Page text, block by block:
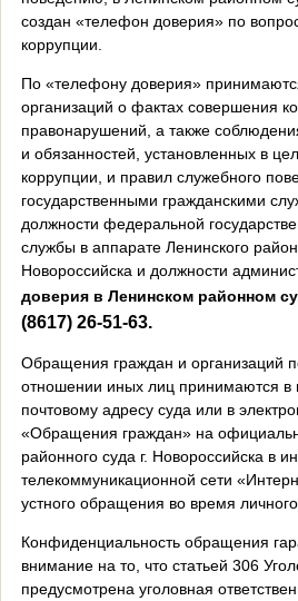
создан «телефон доверия» по
коррупции.
По «телефону доверия»
организаций о фактах совершения
правонарушений, а также
и обязанностей, установленных в
коррупции, и правил служебного
государственными гражданскими
должности федеральной
службы в аппарате Ленинского
Новороссийска и должности
доверия в Ленинском районном
(8617) 26-51-63.
Обращения граждан и организаций
отношении иных лиц принимаются в
почтовому адресу суда или в
«Обращения граждан» на
районного суда г. Новороссийска в
телекоммуникационной сети
устного обращения во время
Конфиденциальность обращения
внимание на то, что статьей 306
предусмотрена уголовная